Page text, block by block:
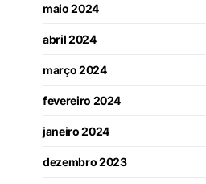
maio 2024
abril 2024
março 2024
fevereiro 2024
janeiro 2024
dezembro 2023